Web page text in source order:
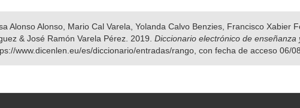
Alonso Alonso, Mario Cal Varela, Yolanda Calvo Benzies, Francisco Xabier
& José Ramón Varela Pérez. 2019. Diccionario electrónico de enseñanza
www.dicenlen.eu/es/diccionario/entradas/rango, con fecha de acceso 06/